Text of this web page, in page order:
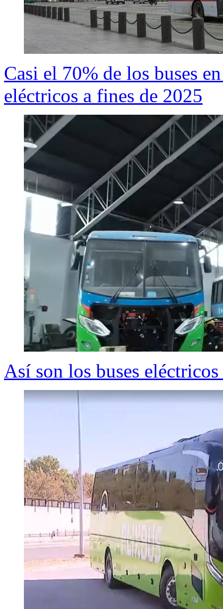
Casi el 70% de los buses
eléctricos a fines de 2025
Así son los buses